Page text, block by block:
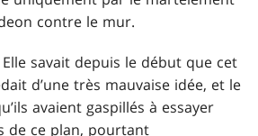
contre le mur.
savait depuis le début que cet
d’une très mauvaise idée, et le
avaient gaspillés à essayer
de ce plan, pourtant